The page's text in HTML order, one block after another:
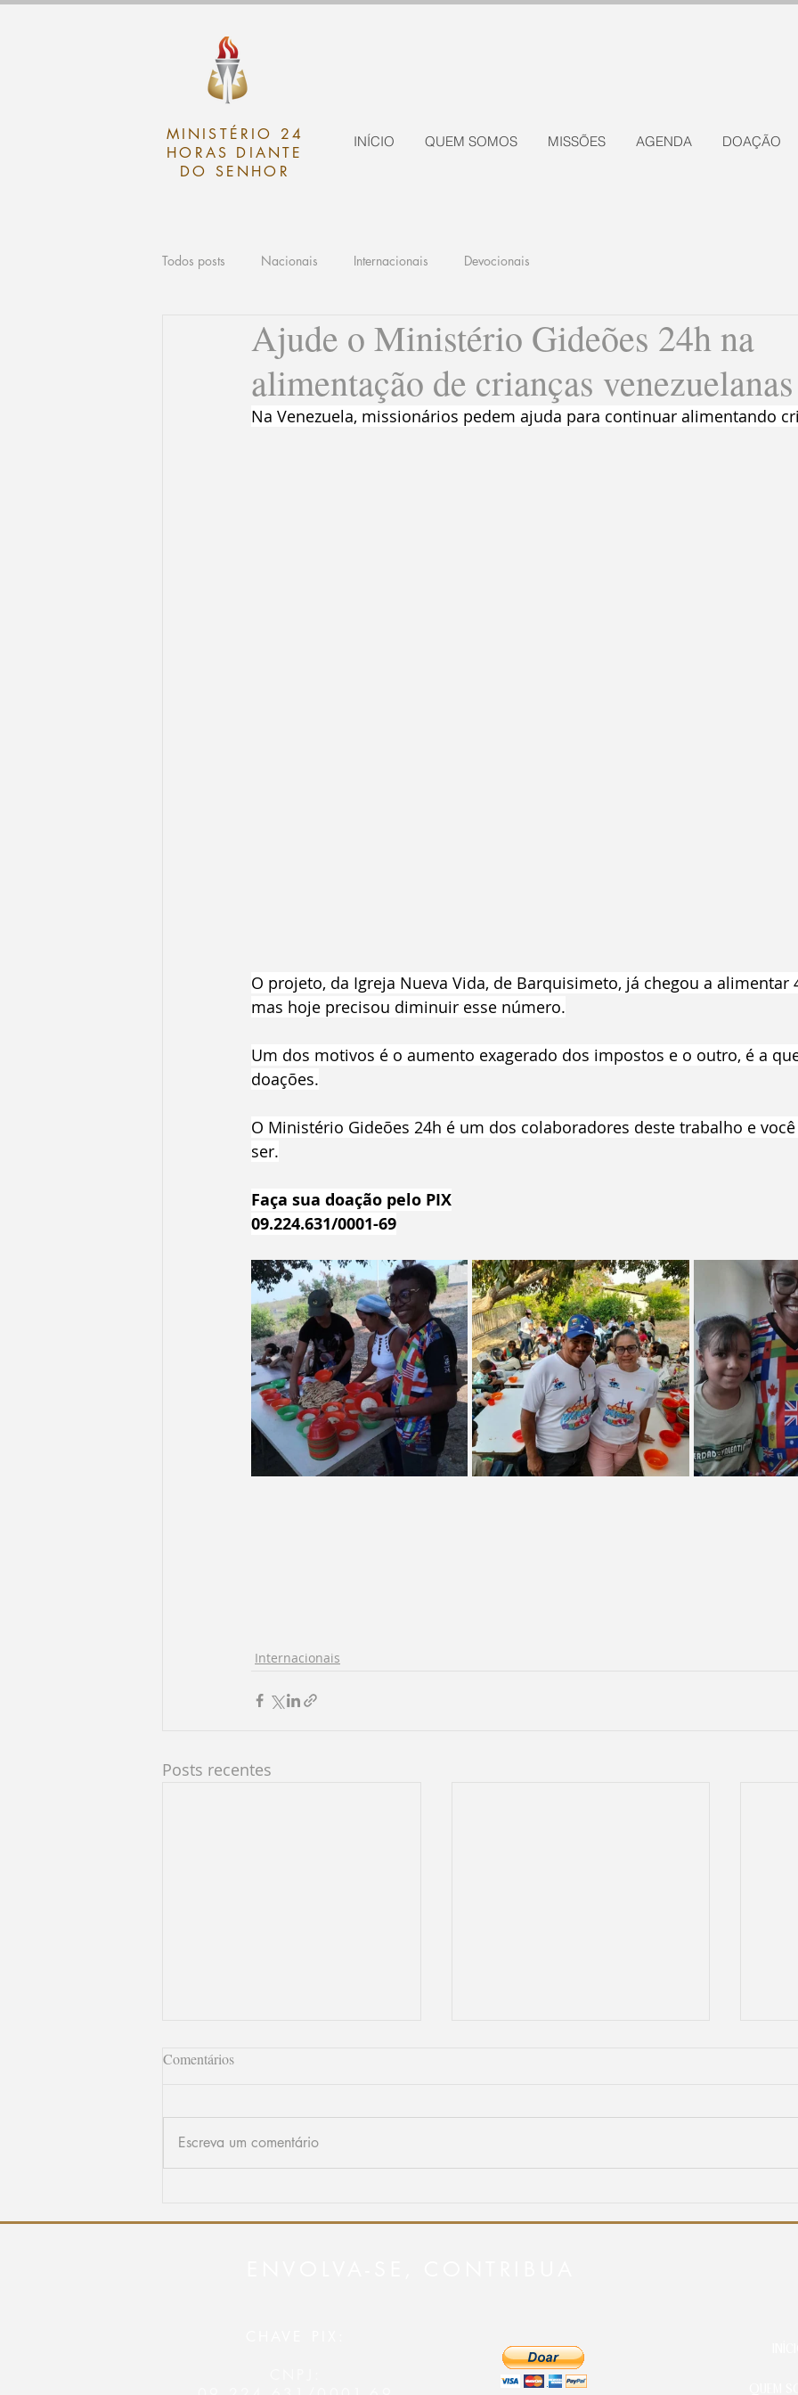
MINISTÉRIO 24
HORAS DIANTE
DO SENHOR
INÍCIO QUEM SOMOS MISSÕES AGENDA DOAÇÃO
Todos posts Nacionais Internacionais Devocionais
Ajude o Ministério Gideões 24h na
alimentação de crianças venezuelanas
Na Venezuela, missionários pedem ajuda para continuar alimentando
O projeto, da Igreja Nueva Vida, de Barquisimeto, já chegou a alimentar
mas hoje precisou diminuir esse número.
Um dos motivos é o aumento exagerado dos impostos e o outro, é a
doações.
O Ministério Gideões 24h é um dos colaboradores deste trabalho e
ser.
Faça sua doação pelo PIX
09.224.631/0001-69
Internacionais
Posts recentes
Ministério de Gideões: Um
Comentários
Escreva um comentário